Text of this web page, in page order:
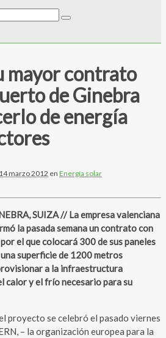
mayor contrato
de Ginebra
de energía
14 marzo 2012 en Energía solar
SUIZA // La empresa valenciana
la pasada semana un contrato con
el que colocará 300 de sus paneles
superficie de 1200 metros
a la infraestructura
calor y el frío necesario para su
proyecto se celebró el pasado viernes
– la organización europea para la